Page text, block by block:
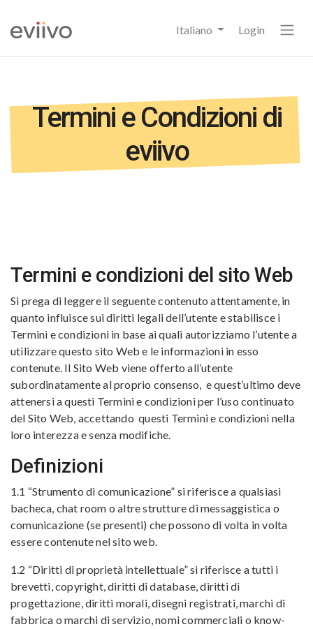
Italiano Login
Termini e Condizioni di
eviivo
Termini e condizioni del sito Web
Si prega di leggere il seguente contenuto attentamente, in
quanto influisce sui diritti legali dell’utente e stabilisce i
Termini e condizioni in base ai quali autorizziamo l’utente a
utilizzare questo sito Web e le informazioni in esso
contenute. Il Sito Web viene offerto all’utente
subordinatamente al proprio consenso, e quest’ultimo deve
attenersi a questi Termini e condizioni per l’uso continuato
del Sito Web, accettando questi Termini e condizioni nella
loro interezza e senza modifiche.
Definizioni
1.1 “Strumento di comunicazione” si riferisce a qualsiasi
bacheca, chat room o altre strutture di messaggistica o
comunicazione (se presenti) che possono di volta in volta
essere contenute nel sito web.
1.2 “Diritti di proprietà intellettuale” si riferisce a tutti i
brevetti, copyright, diritti di database, diritti di
progettazione, diritti morali, disegni registrati, marchi di
fabbrica o marchi di servizio, nomi commerciali o know-